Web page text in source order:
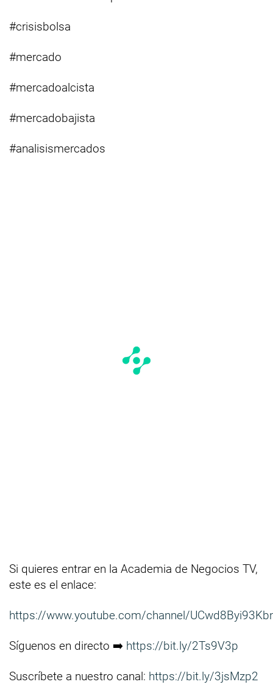
#crisisbolsa
#mercado
#mercadoalcista
#mercadobajista
#analisismercados
Si quieres entrar en la Academia de Negocios TV,
este es el enlace:
https://www.youtube.com/channel/
Síguenos en directo ➡️ https://bit.ly/2Ts9V3p
Suscríbete a nuestro canal: https://bit.ly/3jsMzp2